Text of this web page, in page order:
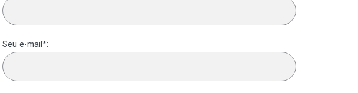
Seu e-mail*: